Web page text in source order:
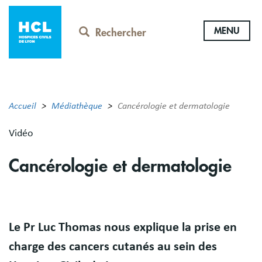
Aller
contenu
principal
Rechercher MENU
Accueil Médiathèque Cancérologie et dermatologie
Vidéo
Cancérologie et dermatologie
Body
Le Pr Luc Thomas nous explique la prise en
charge des cancers cutanés au sein des